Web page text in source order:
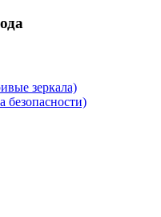
зеркала)
безопасности)